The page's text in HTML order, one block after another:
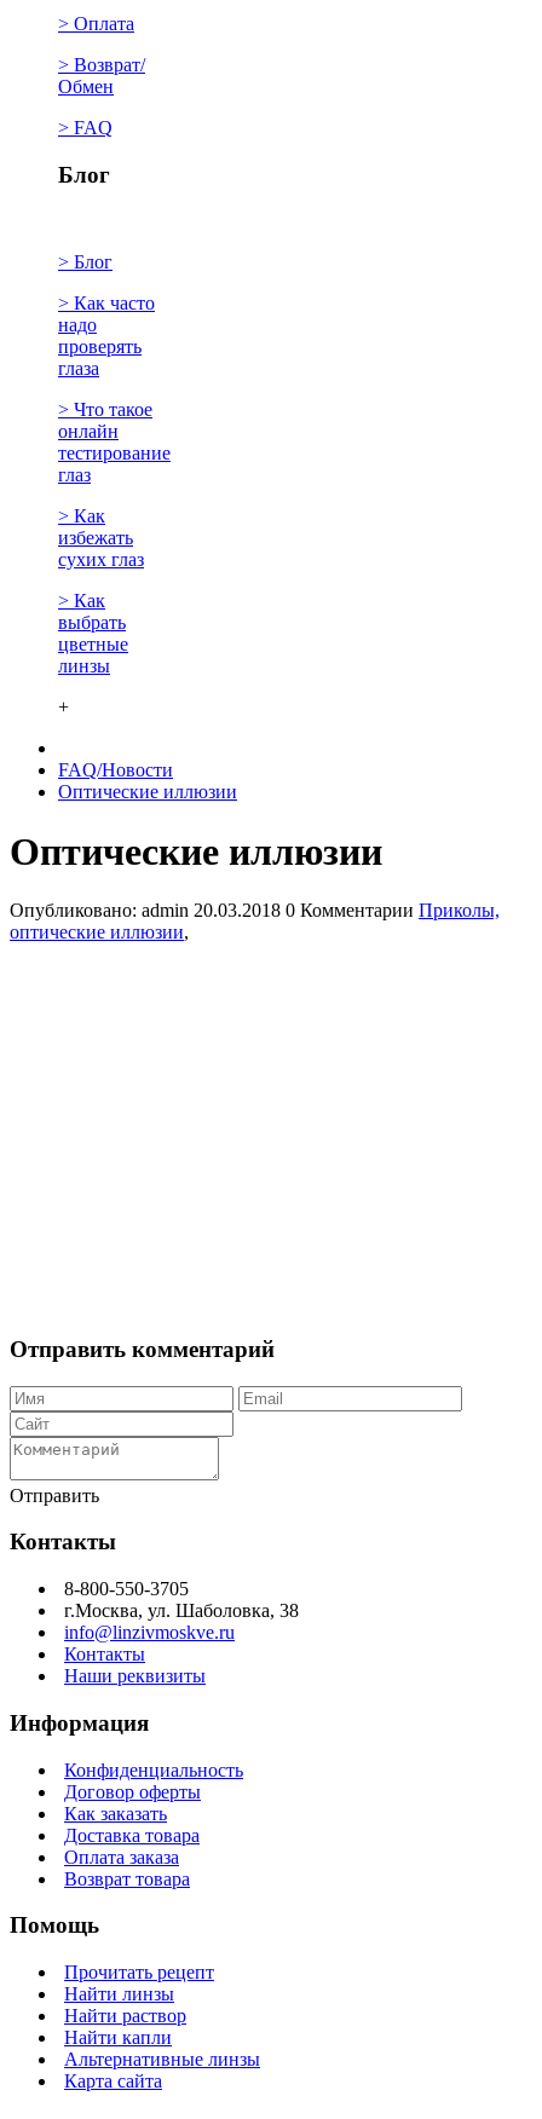
> Оплата
> Возврат/
Обмен
> FAQ
Блог
> Блог
> Как часто
надо
проверять
глаза
> Что такое
онлайн
тестирование
глаз
> Как
избежать
сухих глаз
> Как
выбрать
цветные
линзы
+
FAQ/Новости
Оптические иллюзии
Оптические иллюзии
Опубликовано: admin 20.03.2018 0 Комментарии Приколы,
оптические иллюзии,
Отправить комментарий
Отправить
Контакты
8-800-550-3705
г.Москва, ул. Шаболовка, 38
info@linzivmoskve.ru
Контакты
Наши реквизиты
Информация
Конфиденциальность
Договор оферты
Как заказать
Доставка товара
Оплата заказа
Возврат товара
Помощь
Прочитать рецепт
Найти линзы
Найти раствор
Найти капли
Альтернативные линзы
Карта сайта